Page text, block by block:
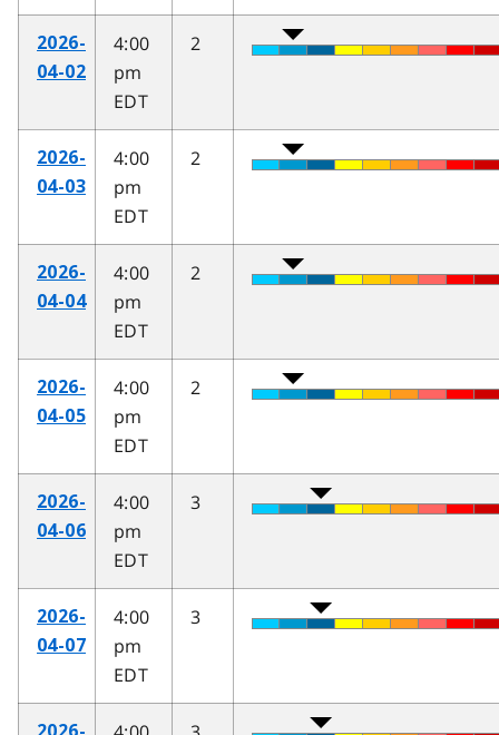
2026-
04-02
4:00
pm
EDT
2
2026-
04-03
4:00
pm
EDT
2
2026-
04-04
4:00
pm
EDT
2
2026-
04-05
4:00
pm
EDT
2
2026-
04-06
4:00
pm
EDT
3
2026-
04-07
4:00
pm
EDT
3